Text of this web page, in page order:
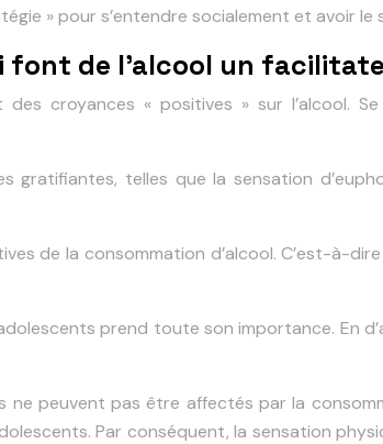
» pour s’entendre socialement et avoir
font de l’alcool un
croyances « positives » sur l’alcool.
gratifiantes, telles que la sensation
de la consommation d’alcool. C’est-à-
prend toute son importance. En
ne peuvent pas être affectés par la
Par conséquent, la sensation